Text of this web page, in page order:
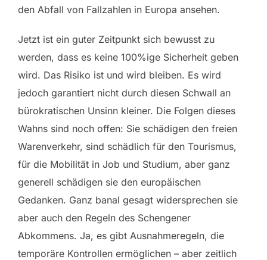
den Abfall von Fallzahlen in Europa ansehen.
Jetzt ist ein guter Zeitpunkt sich bewusst zu
werden, dass es keine 100%ige Sicherheit geben
wird. Das Risiko ist und wird bleiben. Es wird
jedoch garantiert nicht durch diesen Schwall an
bürokratischen Unsinn kleiner. Die Folgen dieses
Wahns sind noch offen: Sie schädigen den freien
Warenverkehr, sind schädlich für den Tourismus,
für die Mobilität in Job und Studium, aber ganz
generell schädigen sie den europäischen
Gedanken. Ganz banal gesagt widersprechen sie
aber auch den Regeln des Schengener
Abkommens. Ja, es gibt Ausnahmeregeln, die
temporäre Kontrollen ermöglichen – aber zeitlich